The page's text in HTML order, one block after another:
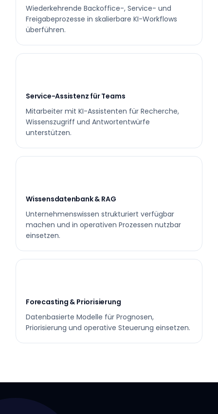
Wiederkehrende Backoffice-, Service- und
Freigabeprozesse in skalierbare KI-Workflows
überführen.
Service-Assistenz für Teams
Mitarbeiter mit KI-Assistenten für Recherche,
Wissenszugriff und Antwortentwürfe
unterstützen.
Wissensdatenbank & RAG
Unternehmenswissen strukturiert verfügbar
machen und in operativen Prozessen nutzbar
einsetzen.
Forecasting & Priorisierung
Datenbasierte Modelle für Prognosen,
Priorisierung und operative Steuerung einsetzen.